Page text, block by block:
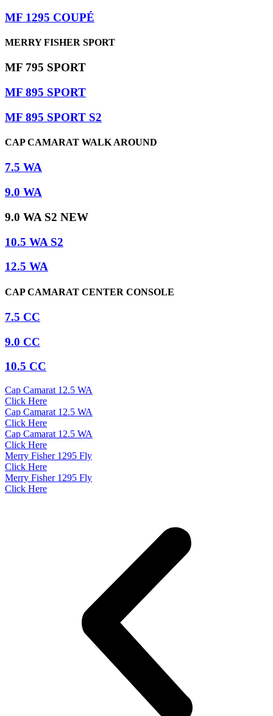
MF 1295 COUPÉ
MERRY FISHER SPORT
MF 795 SPORT
MF 895 SPORT
MF 895 SPORT S2
CAP CAMARAT WALK AROUND
7.5 WA
9.0 WA
9.0 WA S2 NEW
10.5 WA S2
12.5 WA
CAP CAMARAT CENTER CONSOLE
7.5 CC
9.0 CC
10.5 CC
Cap Camarat 12.5 WA
Click Here
Cap Camarat 12.5 WA
Click Here
Cap Camarat 12.5 WA
Click Here
Merry Fisher 1295 Fly
Click Here
Merry Fisher 1295 Fly
Click Here